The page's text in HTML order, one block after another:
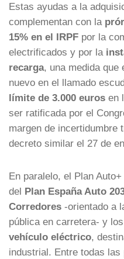
Estas ayudas a la
complementan con la
15% en el IRPF por la
electrificados y por la
recarga, una medida que
nuevo en el llamado
límite de 3.000 euros en
ser ratificada por el
margen de incertidumbre
decreto similar el 27 de
En paralelo, el Plan
del Plan España Auto
Corredores -orientado a
pública en carretera- y
vehículo eléctrico,
industrial. Entre todas